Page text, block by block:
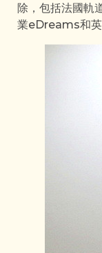
除，包括法國軌
業eDreams和